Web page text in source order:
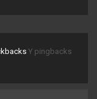
Y pingbacks